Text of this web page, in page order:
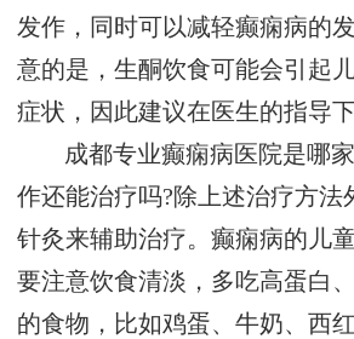
发作，同时可以减轻癫痫病的
意的是，生酮饮食可能会引起
症状，因此建议在医生的指导
成都专业癫痫病医院是哪
作还能治疗吗?除上述治疗方法
针灸来辅助治疗。癫痫病的儿
要注意饮食清淡，多吃高蛋白
的食物，比如鸡蛋、牛奶、西